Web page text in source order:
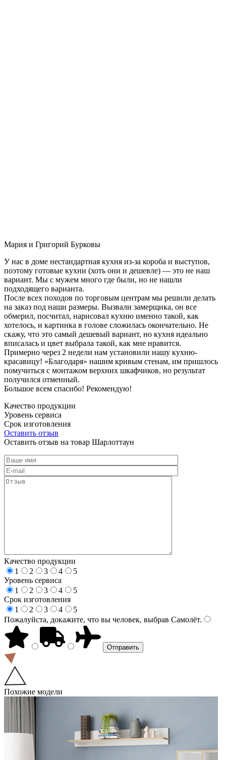
Мария и Григорий Бурковы
У нас в доме нестандартная кухня из-за короба и выступов,
поэтому готовые кухни (хоть они и дешевле) — это не наш
вариант. Мы с мужем много где были, но не нашли
подходящего варианта.
После всех походов по торговым центрам мы решили делать
на заказ под наши размеры. Вызвали замерщика, он все
обмерил, посчитал, нарисовал кухню именно такой, как
хотелось, и картинка в голове сложилась окончательно. Не
скажу, что это самый дешевый вариант, но кухня идеально
вписалась и цвет выбрала такой, как мне нравится.
Примерно через 2 недели нам установили нашу кухню-
красавицу! «Благодаря» нашим кривым стенам, им пришлось
помучиться с монтажом верхних шкафчиков, но результат
получился отменный.
Большое всем спасибо! Рекомендую!
Качество продукции
Уровень сервиса
Срок изготовления
Оставить отзыв
Оставить отзыв на товар Шарлоттаун
Качество продукции
1
2 3 4
5
Уровень сервиса
1
2 3 4
5
Срок изготовления
1
2 3 4
5
Пожалуйста, докажите, что вы человек, выбрав Самолёт.
Похожие модели